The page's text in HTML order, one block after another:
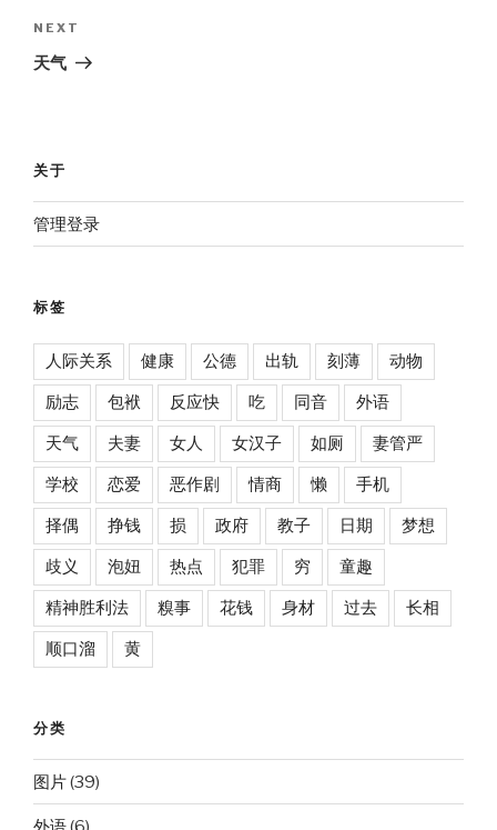
Next
Post
NEXT
天气
关于
管理登录
标签
人际关系 健康 公德 出轨 刻薄 动物
励志 包袱 反应快 吃 同音 外语
天气 夫妻 女人 女汉子 如厕 妻管严
学校 恋爱 恶作剧 情商 懒 手机
择偶 挣钱 损 政府 教子 日期 梦想
歧义 泡妞 热点 犯罪 穷 童趣
精神胜利法 糗事 花钱 身材 过去 长相
顺口溜 黄
分类
图片(39)